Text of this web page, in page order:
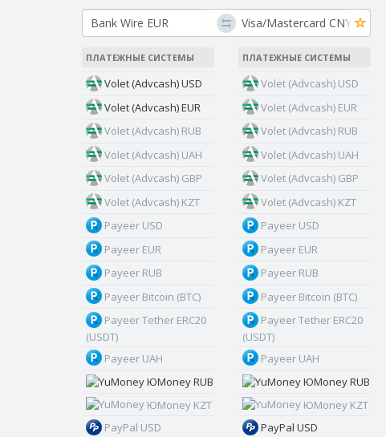
ПЛАТЕЖНЫЕ СИСТЕМЫ
Volet (Advcash) USD
Volet (Advcash) EUR
Volet (Advcash) RUB
Volet (Advcash) UAH
Volet (Advcash) GBP
Volet (Advcash) KZT
Payeer USD
Payeer EUR
Payeer RUB
Payeer Bitcoin (BTC)
Payeer Tether ERC20
(USDT)
Payeer UAH
ЮMoney RUB
ЮMoney KZT
PayPal USD
ПЛАТЕЖНЫЕ СИСТЕМЫ
Volet (Advcash) USD
Volet (Advcash) EUR
Volet (Advcash) RUB
Volet (Advcash) UAH
Volet (Advcash) GBP
Volet (Advcash) KZT
Payeer USD
Payeer EUR
Payeer RUB
Payeer Bitcoin (BTC)
Payeer Tether ERC20
(USDT)
Payeer UAH
ЮMoney RUB
ЮMoney KZT
PayPal USD